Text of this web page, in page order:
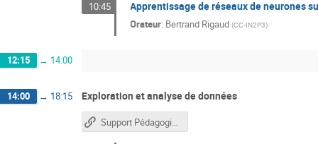
10:45 Apprentissage de réseaux de neurones
Orateur: Bertrand Rigaud (CC-IN2P3)
12:15 → 14:00
14:00 → 18:15 Exploration et analyse de données
Support Pédagogique